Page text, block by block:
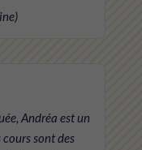
Andréa est un
cours sont des